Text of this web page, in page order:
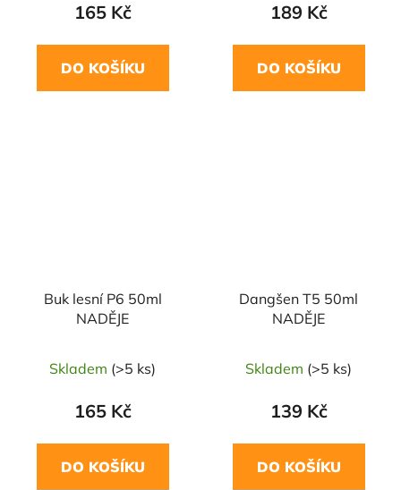
165 Kč
DO KOŠÍKU
189 Kč
DO KOŠÍKU
Buk lesní P6 50ml
NADĚJE
Skladem (>5 ks)
165 Kč
DO KOŠÍKU
Dangšen T5 50ml
NADĚJE
Skladem (>5 ks)
139 Kč
DO KOŠÍKU